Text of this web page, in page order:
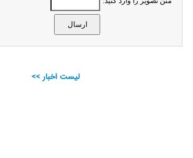
لیست اخبار >>